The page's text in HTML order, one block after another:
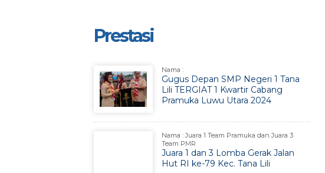
Prestasi
Nama :
Gugus Depan SMP Negeri 1 Tana
Lili TERGIAT 1 Kwartir Cabang
Pramuka Luwu Utara 2024
Nama : Juara 1 Team Pramuka dan Juara 3
Team PMR
Juara 1 dan 3 Lomba Gerak Jalan
Hut RI ke-79 Kec. Tana Lili